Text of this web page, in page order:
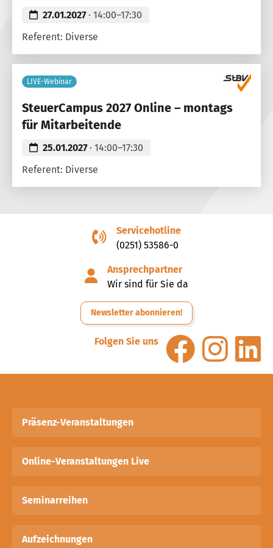
27.01.2027· 14:00–17:30
Referent: Diverse
LIVE-Webinar
SteuerCampus 2027 Online – montags
für Mitarbeitende
25.01.2027· 14:00–17:30
Referent: Diverse
Servicehotline
(0251) 53586-0
Ansprechpartner
Wir sind für Sie da
Newsletter abonnieren!
Folgen Sie uns
Präsenz-Veranstaltungen
Online-Veranstaltungen Live
Seminarreihen
Aufzeichnungen